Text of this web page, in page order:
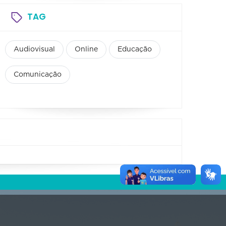
TAG
Audiovisual Online Educação
Comunicação